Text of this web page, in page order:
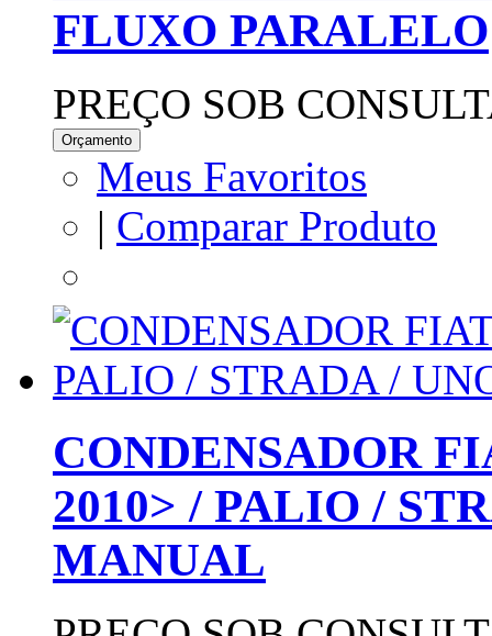
FLUXO PARALELO
PREÇO SOB
Orçamento
Meus Favoritos
| Comparar Produto
CONDENSADOR
2010> / PALIO /
MANUAL